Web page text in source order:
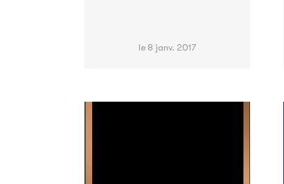
le 8 janv. 2017